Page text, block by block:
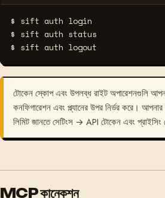
$ sift auth login
$ sift auth status
$ sift auth logout
টোকেন স্কোপ এবং উপলব্ধ রাইট অপারেশনগুলি
কনফিগারেশন এবং প্ল্যানের উপর নির্ভর করে। আপনার
লিমিট জানতে সেটিংস → API টোকেন এবং
MCP কানেকশন